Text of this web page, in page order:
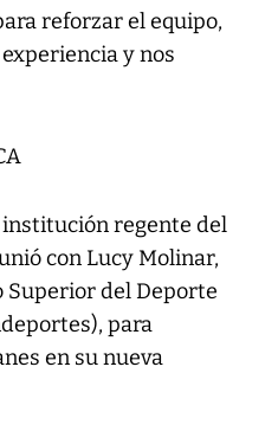
reforzar el equipo,
y nos
regente del
con Lucy Molinar,
Superior del Deporte
para
en su nueva